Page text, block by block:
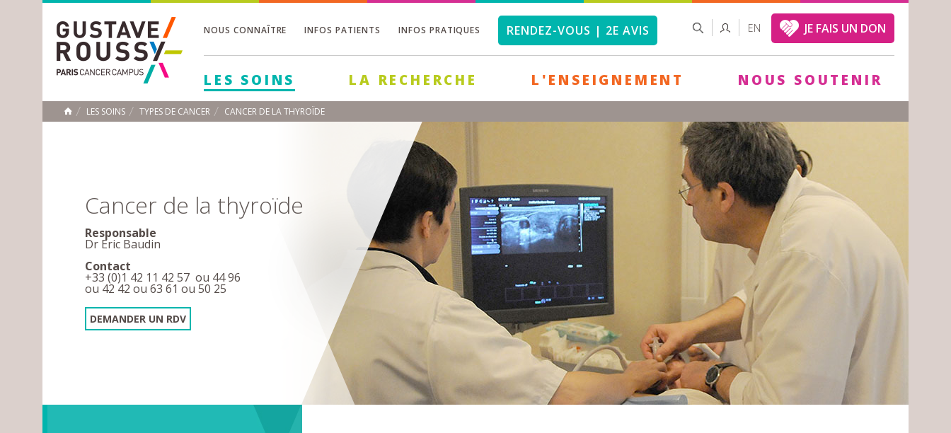
NOUS CONNAÎTRE INFOS PATIENTS INFOS PRATIQUES RENDEZ-VOUS | 2E AVIS FORMULAIRE
DE
RECHERCHER EN JE FAIS UN DON
LES SOINS LA RECHERCHE L'ENSEIGNEMENT NOUS SOUTENIR
ACCUEIL
LES SOINS TYPES DE CANCER CANCER DE LA THYROÏDE
Cancer de la thyroïde
Responsable
Dr Eric Baudin
Contact
+33 (0)1 42 11 42 57 ou 44 96
ou 42 42 ou 63 61 ou 50 25
DEMANDER UN RDV